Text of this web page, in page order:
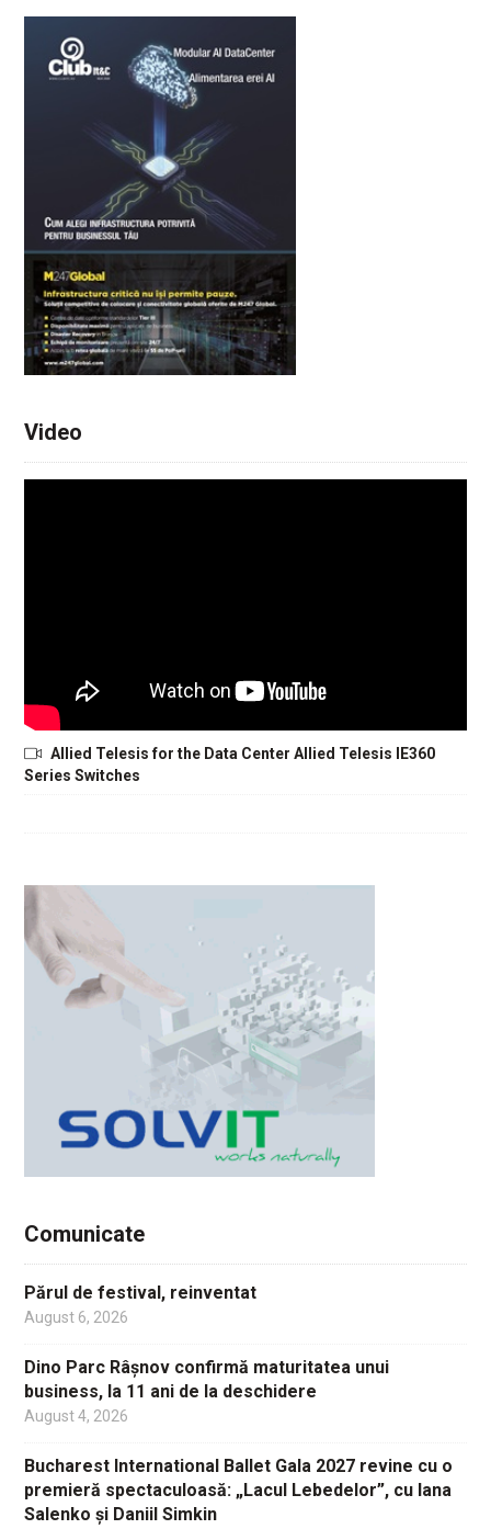
Video
Allied Telesis for the Data Center Allied Telesis IE360
Series Switches
Comunicate
Părul de festival, reinventat
August 6, 2026
Dino Parc Râșnov confirmă maturitatea unui
business, la 11 ani de la deschidere
August 4, 2026
Bucharest International Ballet Gala 2027 revine cu o
premieră spectaculoasă: „Lacul Lebedelor”, cu Iana
Salenko și Daniil Simkin